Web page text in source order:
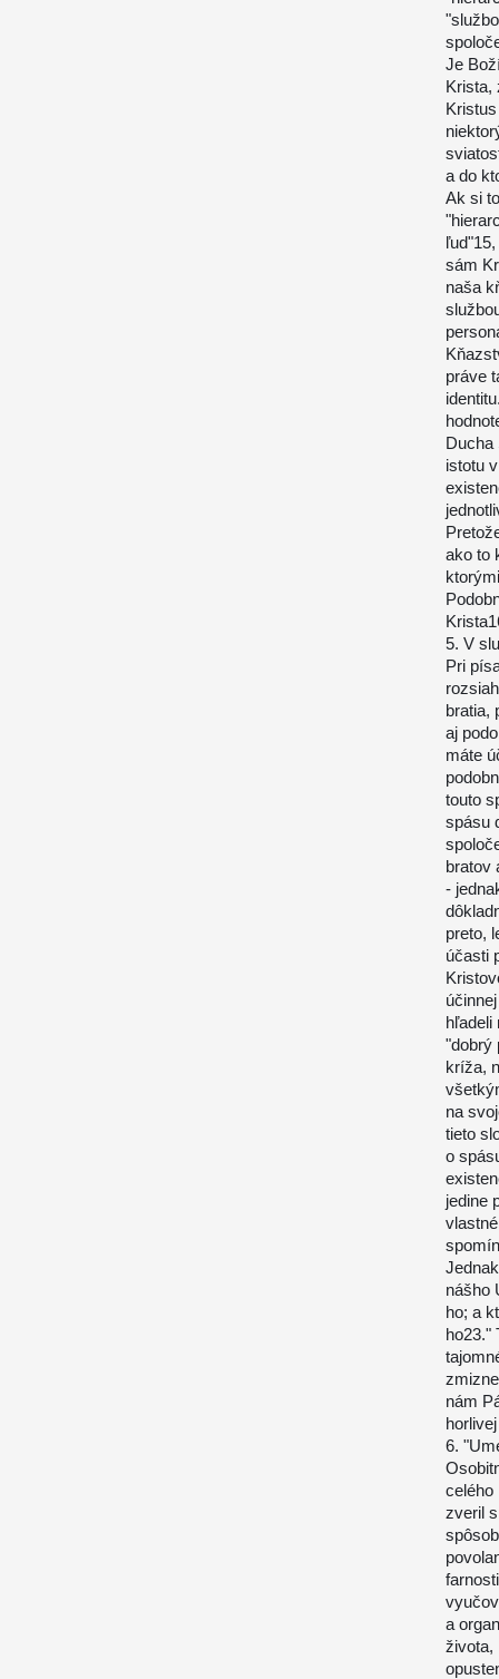
Je
Krista,
a do
Ak si
sám
naša
práve
Ducha
istotu
ako to
5. V
Pri
bratia,
aj
máte
touto
spásu
bratov
-
preto,
účasti
hľadeli
"dobrý
kríža,
na
tieto
o
jedine
nášho
ho; a
ho23."
nám
6.
celého
zveril
a
života,